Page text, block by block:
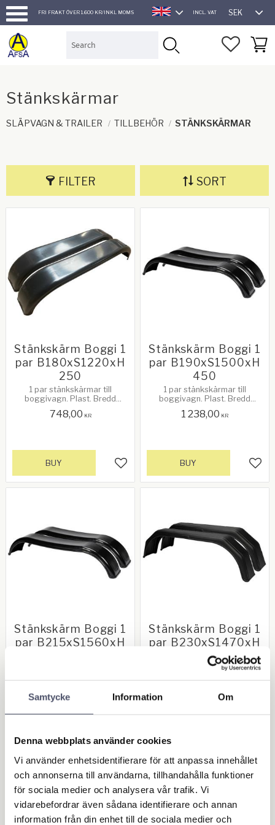
Samtycke Information Om
Denna webbplats använder cookies
Vi använder enhetsidentifierare för att anpassa innehållet
och annonserna till användarna, tillhandahålla funktioner
för sociala medier och analysera vår trafik. Vi
vidarebefordrar även sådana identifierare och annan
information från din enhet till de sociala medier och
Menu
FRI FRAKT ÖVER 1.600 KR/INKL MOMS
ENGLISH
INCL. VAT SEK
Stänkskärmar
SLÄPVAGN & TRAILER TILLBEHÖR STÄNKSKÄRMAR
FILTER SORT
Stänkskärm Boggi 1
par B180xS1220xH
250
1 par stänkskärmar till
boggivagn. Plast. Bredd
Höjd: 250mm. Passar bl.a Ifor
748,00 KR
Add to favorites
BUY
Stänkskärm Boggi 1
par B190xS1500xH
450
1 par stänkskärmar till
boggivagn. Plast. Bredd
Höjd: 450mm. Passar bl.a Ifor
1 238,00 KR
BUY
Stänkskärm Boggi 1
par B215xS1560xH
boggivagn. Plast. Bredd
Höjd: 440mm. Passar bl.a Ifor
1 274,00
BUY
Stänkskärm Boggi 1
par B230xS1470xH
425
1 par stänkskärmar till
boggivagn. Plast. Bredd
Höjd: 425mm. Passar bl.a Ifor
1 201,00KR
OUTLET - REA
Maskin & Fordonstillbehör